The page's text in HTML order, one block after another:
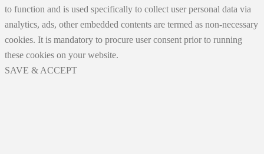
to function and is used specifically to collect user personal data via
analytics, ads, other embedded contents are termed as non-necessary
cookies. It is mandatory to procure user consent prior to running
these cookies on your website.
SAVE & ACCEPT